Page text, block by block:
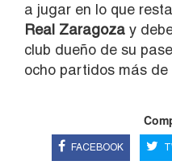
a jugar en lo que
Real Zaragoza y
club dueño de su
ocho partidos más de
FACEBOOK